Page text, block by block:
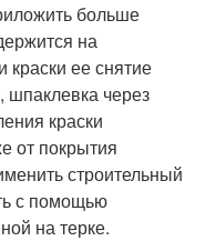
больше
на
краски ее снятие
шпаклевка через
краски
от покрытия
строительный
с помощью
на терке.